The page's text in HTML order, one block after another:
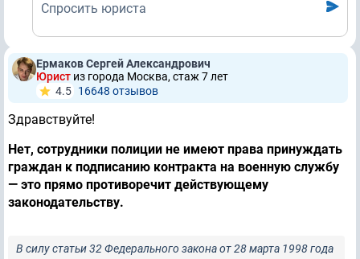
Спросить юриста
Ермаков Сергей Александрович
Юрист из города Москва, стаж 7 лет
4.5 16648 отзывов
Здравствуйте!
Нет, сотрудники полиции не имеют права принуждать
граждан к подписанию контракта на военную службу
— это прямо противоречит действующему
законодательству.
В силу статьи 32 Федерального закона от 28 марта 1998 года